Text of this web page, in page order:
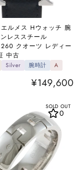
エルメス Hウォッチ 腕
レススチール
クオーツ レディー
中古
Silver 腕時計 A
¥149,600
SOLD OUT
0